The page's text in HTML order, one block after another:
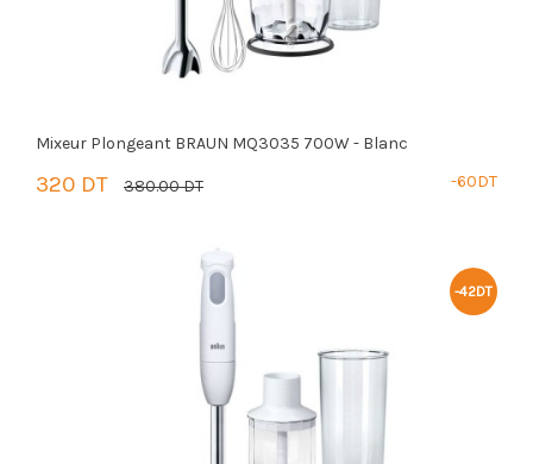
Mixeur Plongeant BRAUN MQ3035 700W - Blanc
320 DT 380.00 DT -60DT
PANIER
-42DT